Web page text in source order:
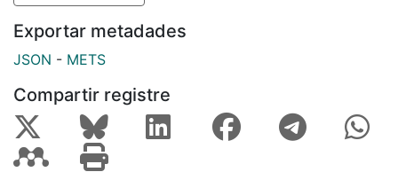
Exportar metadades
JSON - METS
Compartir registre